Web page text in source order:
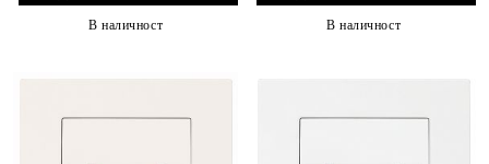
В наличност В наличност